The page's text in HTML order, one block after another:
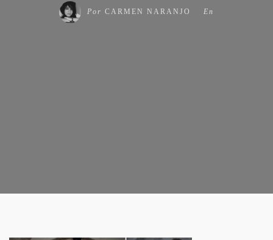
Por CARMEN NARANJO En